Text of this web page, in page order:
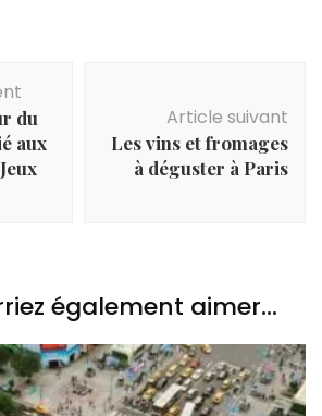
du
aux
Article suivant
Les vins et fromages
à déguster à Paris
également aimer...